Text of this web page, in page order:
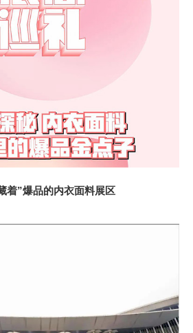
着”爆品的内衣面料展区